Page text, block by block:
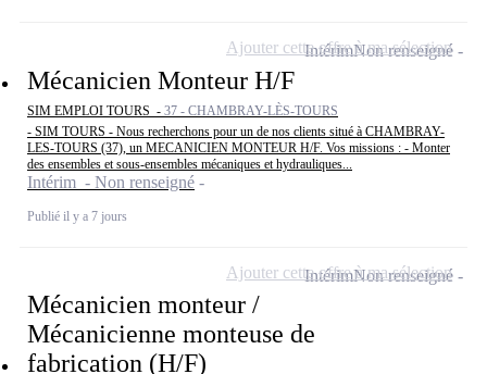
Mécanicien Monteur H/F
SIM EMPLOI TOURS - 37 - CHAMBRAY-LÈS-TOURS
- SIM TOURS - Nous recherchons pour un de nos clients situé à CHAMBRAY-
LES-TOURS (37), un MECANICIEN MONTEUR H/F. Vos missions : - Monter
des ensembles et sous-ensembles mécaniques et hydrauliques...
Intérim - Non renseigné
Publié il y a 7 jours
IntérimNon renseigné
Ajouter cette offre à ma sélection
Mécanicien monteur /
Mécanicienne monteuse de
fabrication (H/F)
IntérimNon renseigné
Ajouter cette offre à ma sélection